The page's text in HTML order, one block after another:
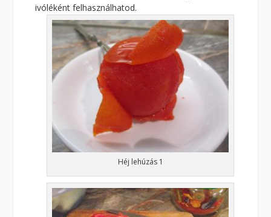
ivóléként felhasználhatod.
Héj lehúzás 1